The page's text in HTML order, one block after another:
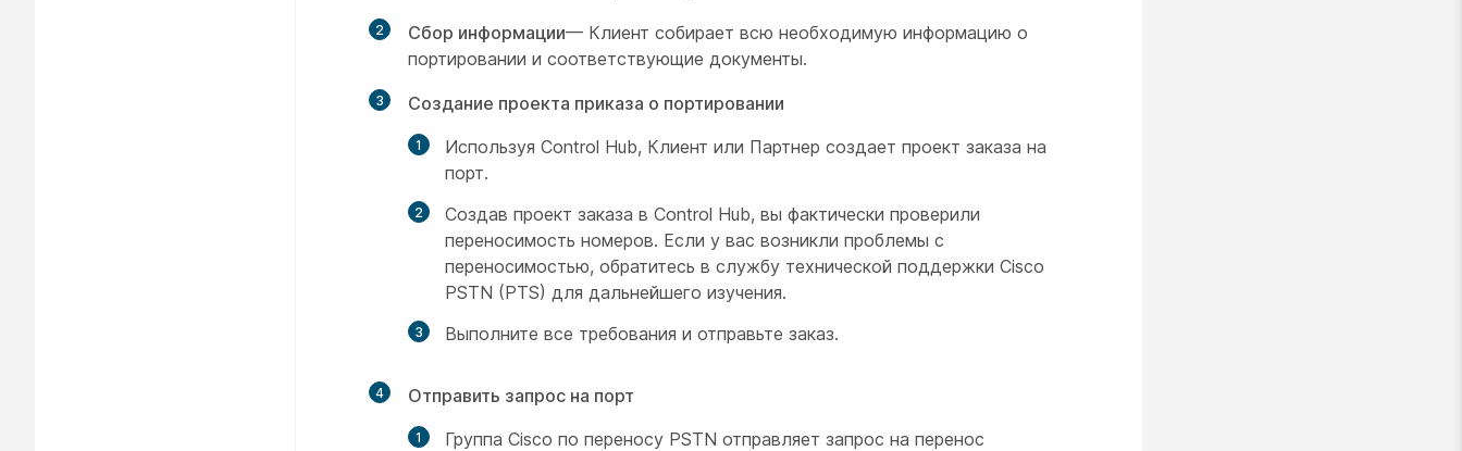
2 Сбор информации— Клиент собирает всю необходимую информацию о
портировании и соответствующие документы.
3
Создание проекта приказа о портировании
Используя Control Hub, Клиент или Партнер создает проект заказа на
порт.
Создав проект заказа в Control Hub, вы фактически проверили
переносимость номеров. Если у вас возникли проблемы с
переносимостью, обратитесь в службу технической поддержки Cisco
PSTN (PTS) для дальнейшего изучения.
Выполните все требования и отправьте заказ.
4
Отправить запрос на порт
Группа Cisco по переносу PSTN отправляет запрос на перенос